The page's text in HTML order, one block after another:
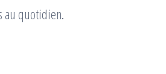
au quotidien.